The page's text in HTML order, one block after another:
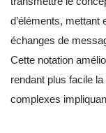
d’éléments, mettant
échanges de
Cette notation
rendant plus facile
complexes